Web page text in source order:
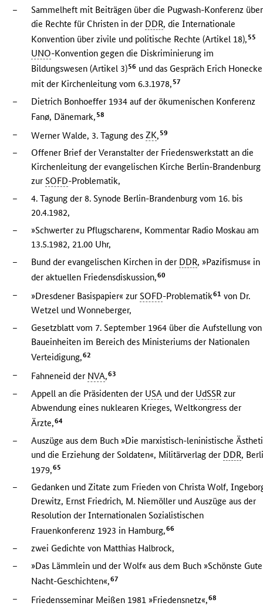
–
Sammelheft mit Beiträgen über die Pugwash-Konferenz über
die Rechte für Christen in der DDR, die Internationale
Konvention über zivile und politische Rechte (Artikel 18),55
UNO-Konvention gegen die Diskriminierung im
Bildungswesen (Artikel 3)56 und das Gespräch Erich
mit der Kirchenleitung vom 6.3.1978, 57
–
Dietrich Bonhoeffer 1934 auf der ökumenischen Konferenz
Fanø, Dänemark, 58
– Werner Walde, 3. Tagung desZK,59
–
Offener Brief der Veranstalter der Friedenswerkstatt an die
Kirchenleitung der evangelischen Kirche Berlin-Brandenburg
zurSOFD-Problematik,
–
4. Tagung der 8. Synode Berlin-Brandenburg vom 16. bis
20.4.1982,
–
»Schwerter zu Pflugscharen«, Kommentar Radio Moskau am
13.5.1982, 21.00 Uhr,
–
Bund der evangelischen Kirchen in der DDR, »Pazifismus« in
der aktuellen Friedensdiskussion,60
– »Dresdener Basispapier« zurSOFD-Problematik61 von Dr.
Wetzel und Wonneberger,
–
Gesetzblatt vom 7. September 1964 über die Aufstellung von
Baueinheiten im Bereich des Ministeriums der Nationalen
Verteidigung,62
– Fahneneid der NVA,63
– Appell an die Präsidenten der USA und der UdSSR zur
Abwendung eines nuklearen Krieges, Weltkongress der
Ärzte,64
–
Auszüge aus dem Buch »Die marxistisch-leninistische
und die Erziehung der Soldaten«, Militärverlag der DDR,
1979,65
–
Gedanken und Zitate zum Frieden von Christa Wolf,
Drewitz, Ernst Friedrich, M. Niemöller und Auszüge aus der
Resolution der Internationalen Sozialistischen
Frauenkonferenz 1923 in Hamburg,66
–
zwei Gedichte von Matthias Halbrock,
–
»Das Lämmlein und der Wolf« aus dem Buch »Schönste
Nacht-Geschichten«,67
– Friedensseminar Meißen 1981 »Friedensnetz«,68